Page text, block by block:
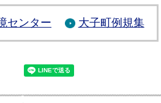
センター 大子町例規集